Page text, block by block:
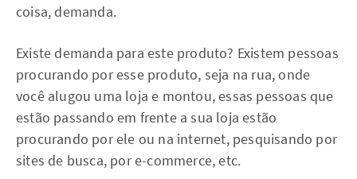
coisa, demanda.
Existe demanda para este produto? Existem pessoas
procurando por esse produto, seja na rua, onde
você alugou uma loja e montou, essas pessoas que
estão passando em frente a sua loja estão
procurando por ele ou na internet, pesquisando por
sites de busca, por e-commerce, etc.